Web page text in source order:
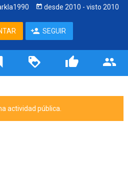
desde 2010 - visto 2010
SEGUIR
actividad pública.